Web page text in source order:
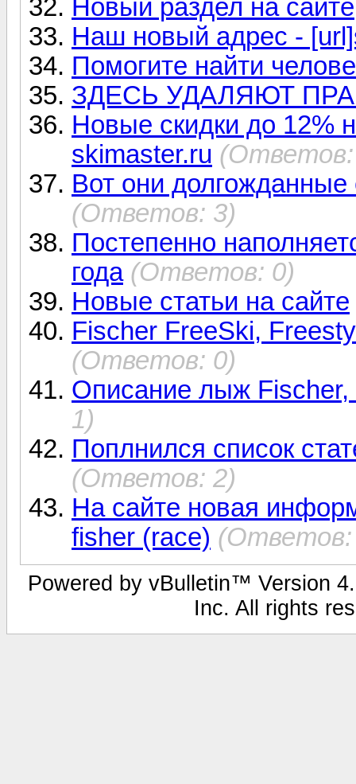
Новый раздел на сайте
Наш новый адрес -
Помогите найти
ЗДЕСЬ УДАЛЯЮТ
Новые скидки до 12%
skimaster.ru (Ответов:
Вот они долгожданные
(Ответов: 3)
Постепенно
года (Ответов: 0)
Новые статьи на сайте
Fischer FreeSki,
(Ответов: 0)
Описание лыж Fischer,
1)
Поплнился список
(Ответов: 2)
На сайте новая
fisher (race) (Ответов:
Powered by vBulletin™ Version
Inc. All rights